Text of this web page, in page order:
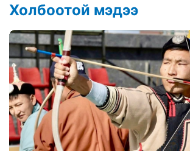
Холбоотой мэдээ